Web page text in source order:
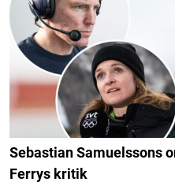
Sebastian Samuelssons
Ferrys kritik